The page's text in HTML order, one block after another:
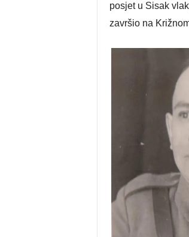
posjet u Sisak
završio na